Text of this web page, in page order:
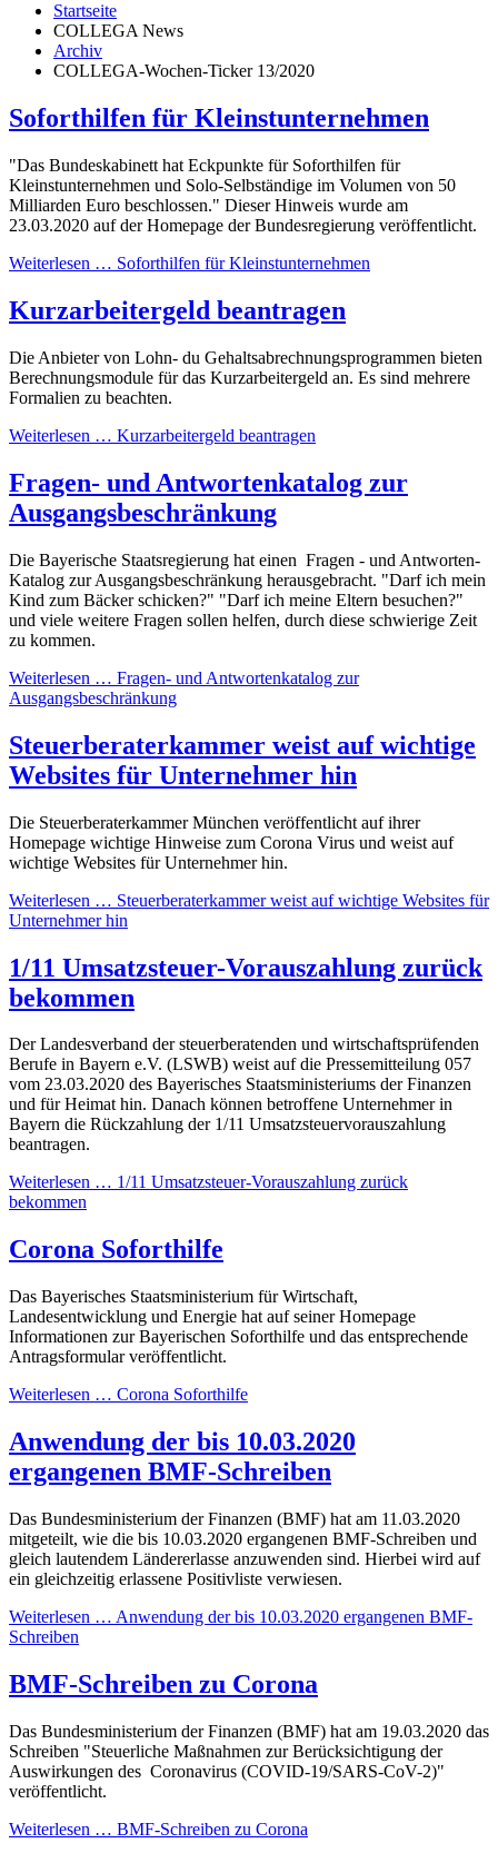
Startseite
COLLEGA News
Archiv
COLLEGA-Wochen-Ticker 13/2020
Soforthilfen für Kleinstunternehmen
"Das Bundeskabinett hat Eckpunkte für Soforthilfen für
Kleinstunternehmen und Solo-Selbständige im Volumen von 50
Milliarden Euro beschlossen." Dieser Hinweis wurde am
23.03.2020 auf der Homepage der Bundesregierung veröffentlicht.
Weiterlesen … Soforthilfen für Kleinstunternehmen
Kurzarbeitergeld beantragen
Die Anbieter von Lohn- du Gehaltsabrechnungsprogrammen bieten
Berechnungsmodule für das Kurzarbeitergeld an. Es sind mehrere
Formalien zu beachten.
Weiterlesen … Kurzarbeitergeld beantragen
Fragen- und Antwortenkatalog zur
Ausgangsbeschränkung
Die Bayerische Staatsregierung hat einen Fragen - und Antworten-
Katalog zur Ausgangsbeschränkung herausgebracht. "Darf ich mein
Kind zum Bäcker schicken?" "Darf ich meine Eltern besuchen?"
und viele weitere Fragen sollen helfen, durch diese schwierige Zeit
zu kommen.
Weiterlesen … Fragen- und Antwortenkatalog zur
Ausgangsbeschränkung
Steuerberaterkammer weist auf wichtige
Websites für Unternehmer hin
Die Steuerberaterkammer München veröffentlicht auf ihrer
Homepage wichtige Hinweise zum Corona Virus und weist auf
wichtige Websites für Unternehmer hin.
Weiterlesen … Steuerberaterkammer weist auf wichtige Websites für
Unternehmer hin
1/11 Umsatzsteuer-Vorauszahlung zurück
bekommen
Der Landesverband der steuerberatenden und wirtschaftsprüfenden
Berufe in Bayern e.V. (LSWB) weist auf die Pressemitteilung 057
vom 23.03.2020 des Bayerisches Staatsministeriums der Finanzen
und für Heimat hin. Danach können betroffene Unternehmer in
Bayern die Rückzahlung der 1/11 Umsatzsteuervorauszahlung
beantragen.
Weiterlesen … 1/11 Umsatzsteuer-Vorauszahlung zurück
bekommen
Corona Soforthilfe
Das Bayerisches Staatsministerium für Wirtschaft,
Landesentwicklung und Energie hat auf seiner Homepage
Informationen zur Bayerischen Soforthilfe und das entsprechende
Antragsformular veröffentlicht.
Weiterlesen … Corona Soforthilfe
Anwendung der bis 10.03.2020
ergangenen BMF-Schreiben
Das Bundesministerium der Finanzen (BMF) hat am 11.03.2020
mitgeteilt, wie die bis 10.03.2020 ergangenen BMF-Schreiben und
gleich lautendem Ländererlasse anzuwenden sind. Hierbei wird auf
ein gleichzeitig erlassene Positivliste verwiesen.
Weiterlesen … Anwendung der bis 10.03.2020 ergangenen BMF-
Schreiben
BMF-Schreiben zu Corona
Das Bundesministerium der Finanzen (BMF) hat am 19.03.2020 das
Schreiben "Steuerliche Maßnahmen zur Berücksichtigung der
Auswirkungen des Coronavirus (COVID-19/SARS-CoV-2)"
veröffentlicht.
Weiterlesen … BMF-Schreiben zu Corona